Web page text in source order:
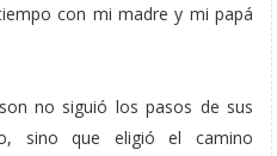
con mi madre y mi papá
no siguió los pasos de sus
sino que eligió el camino